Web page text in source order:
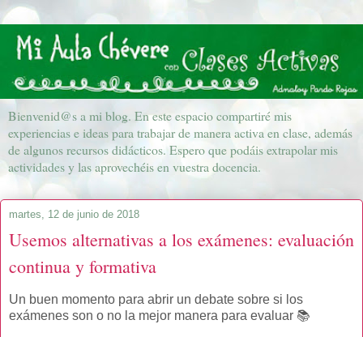
Bienvenid@s a mi blog. En este espacio compartiré mis
experiencias e ideas para trabajar de manera activa en clase, además
de algunos recursos didácticos. Espero que podáis extrapolar mis
actividades y las aprovechéis en vuestra docencia.
martes, 12 de junio de 2018
Usemos alternativas a los exámenes: evaluación
continua y formativa
Un buen momento para abrir un debate sobre si los
exámenes son o no la mejor manera para evaluar 📚